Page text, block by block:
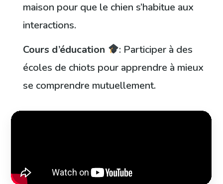
maison pour que le chien s’habitue aux
interactions.
Cours d’éducation
: Participer à des
écoles de chiots pour apprendre à mieux
se comprendre mutuellement.